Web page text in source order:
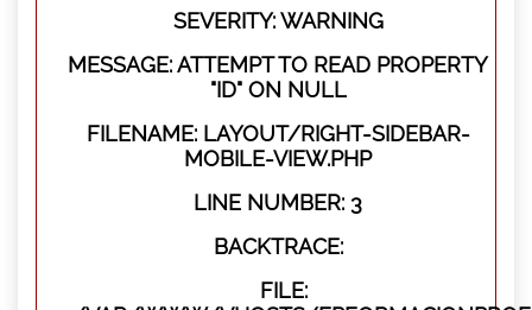
SEVERITY: WARNING
MESSAGE: ATTEMPT TO READ PROPERTY
"ID" ON NULL
FILENAME: LAYOUT/RIGHT-SIDEBAR-
MOBILE-VIEW.PHP
LINE NUMBER: 3
BACKTRACE:
FILE: